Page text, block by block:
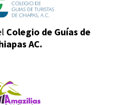
Colegio de Guías de
AC.